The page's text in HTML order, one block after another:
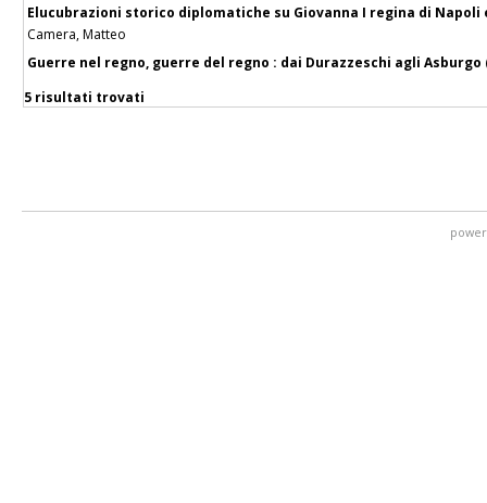
Elucubrazioni storico diplomatiche su Giovanna I regina di Napoli
Camera, Matteo
Guerre nel regno, guerre del regno : dai Durazzeschi agli Asburgo
5 risultati trovati